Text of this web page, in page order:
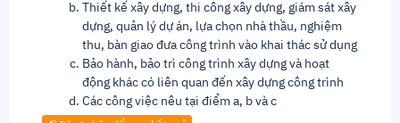
Thiết kế xây dựng, thi công xây dựng, giám sát xây
dựng, quản lý dự án, lựa chọn nhà thầu, nghiệm
thu, bàn giao đưa công trình vào khai thác sử dụng
Bảo hành, bảo trì công trình xây dựng và hoạt
động khác có liên quan đến xây dựng công trình
Các công việc nêu tại điểm a, b và c